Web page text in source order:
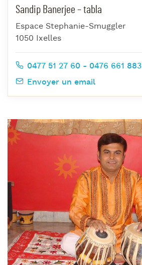
Sandip Banerjee – tabla
Espace Stephanie-Smuggler
1050 Ixelles
0477 51 27 60 - 0476 661 883
Envoyer un email